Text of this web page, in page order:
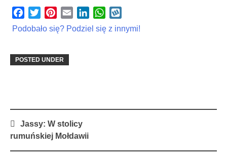
Facebook
TwitterPinterest
Email LinkedInWhatsApp
Podobało się? Podziel się z innymi!
POSTED UNDER
Post
navigation
Jassy: W stolicy
rumuńskiej Mołdawii